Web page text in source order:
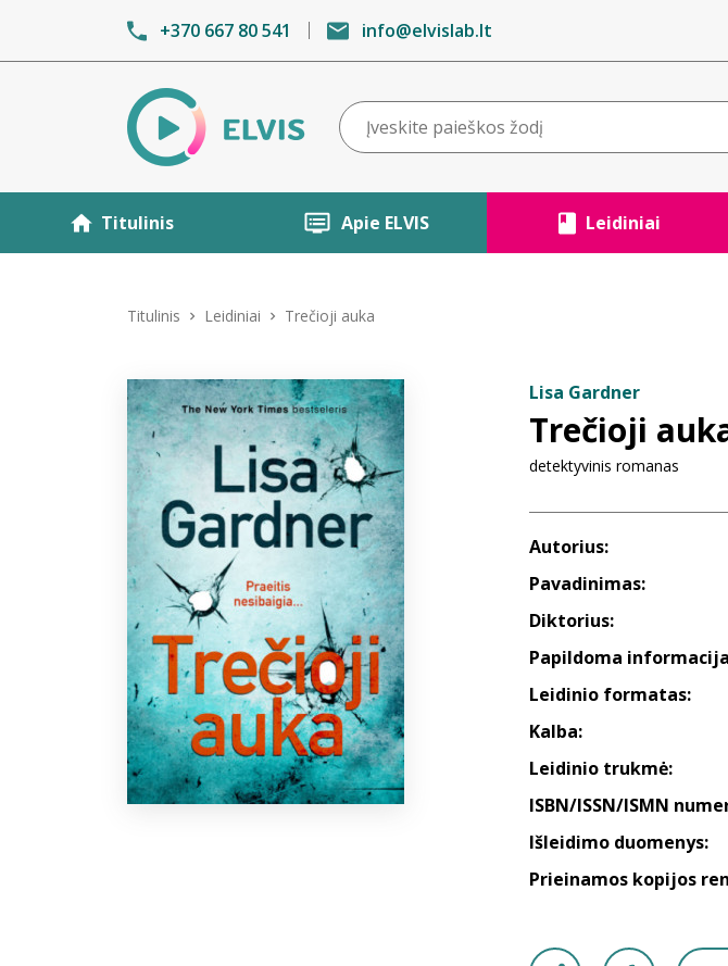
+370 667 80 541 info@elvislab.lt
Titulinis Apie ELVIS Leidiniai
Titulinis Leidiniai Trečioji auka
Lisa Gardner
Trečioji
detektyvinis romanas
Autorius:
Pavadinimas:
Diktorius:
Papildoma
Leidinio formatas:
Kalba:
Leidinio trukmė:
ISBN/ISSN/ISMN
Išleidimo duomenys:
Prieinamos kopijos